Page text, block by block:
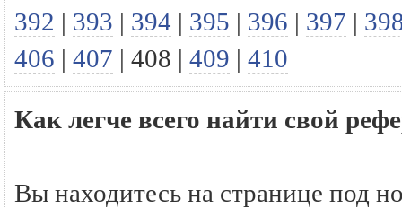
392 | 393 | 394 | 395 | 396 | 397 |
406 | 407 | 408 | 409 | 410
Как легче всего найти свой
Вы находитесь на странице под